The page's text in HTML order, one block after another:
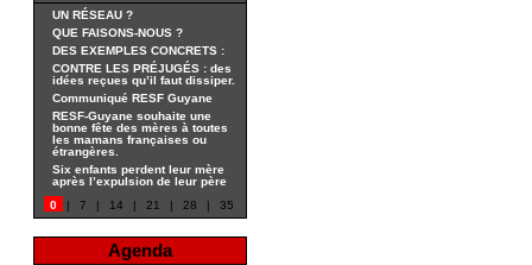
UN RÉSEAU ?
QUE FAISONS-NOUS ?
DES EXEMPLES CONCRETS :
CONTRE LES PRÉJUGÉS : des
idées reçues qu’il faut dissiper.
Communiqué RESF Guyane
RESF-Guyane souhaite une
bonne fête des mères à toutes
les mamans françaises ou
étrangères.
Six enfants perdent leur mère
après l’expulsion de leur père
0
| 7 | 14 | 21 | 28 | 35
Agenda